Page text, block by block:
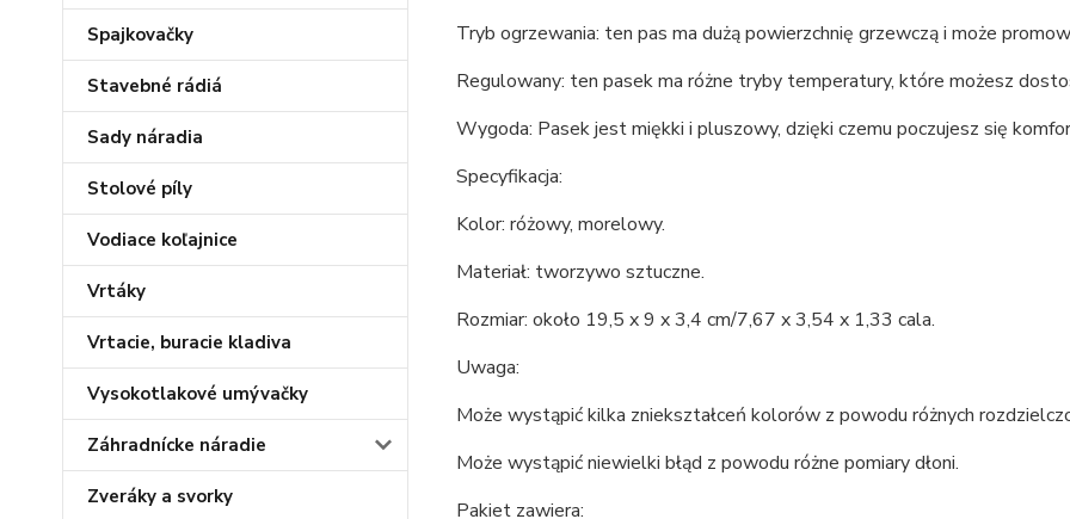
Spajkovačky
Stavebné rádiá
Sady náradia
Stolové píly
Vodiace koľajnice
Vrtáky
Vrtacie, buracie kladiva
Vysokotlakové umývačky
Záhradnícke náradie
Zveráky a svorky
Tryb ogrzewania: ten pas ma dużą powierzchnię grzewczą i może
Regulowany: ten pasek ma różne tryby temperatury, które możesz
Wygoda: Pasek jest miękki i pluszowy, dzięki czemu poczujesz się
Specyfikacja:
Kolor: różowy, morelowy.
Materiał: tworzywo sztuczne.
Rozmiar: około 19,5 x 9 x 3,4 cm/7,67 x 3,54 x 1,33 cala.
Uwaga:
Może wystąpić kilka zniekształceń kolorów z powodu różnych
Może wystąpić niewielki błąd z powodu różne pomiary dłoni.
Pakiet zawiera: